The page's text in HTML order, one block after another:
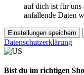
auf dich ist für uns
anfallende Daten
Einstellungen speichern
Datenschutzerklärung
Bist du im richtigen